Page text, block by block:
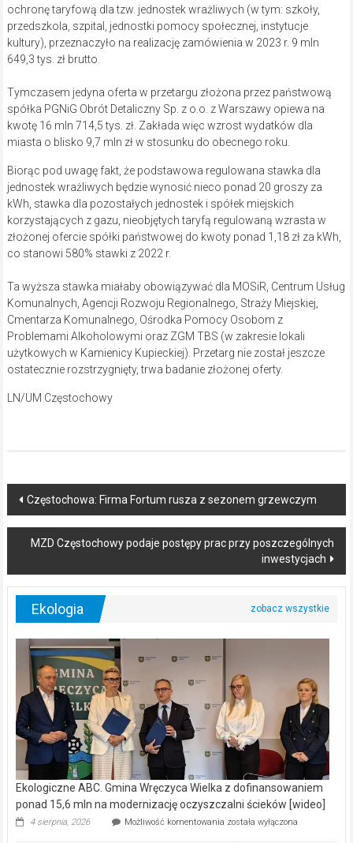
ochronę taryfową dla tzw. jednostek wrażliwych (w tym: szkoły,
przedszkola, szpital, jednostki pomocy społecznej, instytucje
kultury), przeznaczyło na realizację zamówienia w 2023 r. 9 mln
649,3 tys. zł brutto.
Tymczasem jedyna oferta w przetargu złożona przez państwową
spółka PGNiG Obrót Detaliczny Sp. z o.o. z Warszawy opiewa na
kwotę 16 mln 714,5 tys. zł. Zakłada więc wzrost wydatków dla
miasta o blisko 9,7 mln zł w stosunku do obecnego roku.
Biorąc pod uwagę fakt, że podstawowa regulowana stawka dla
jednostek wrażliwych będzie wynosić nieco ponad 20 groszy za
kWh, stawka dla pozostałych jednostek i spółek miejskich
korzystających z gazu, nieobjętych taryfą regulowaną wzrasta w
złożonej ofercie spółki państwowej do kwoty ponad 1,18 zł za kWh,
co stanowi 580% stawki z 2022 r.
Ta wyższa stawka miałaby obowiązywać dla MOSiR, Centrum Usług
Komunalnych, Agencji Rozwoju Regionalnego, Straży Miejskiej,
Cmentarza Komunalnego, Ośrodka Pomocy Osobom z
Problemami Alkoholowymi oraz ZGM TBS (w zakresie lokali
użytkowych w Kamienicy Kupieckiej). Przetarg nie został jeszcze
ostatecznie rozstrzygnięty, trwa badanie złożonej oferty.
LN/UM Częstochowy
Post
navigation
Częstochowa: Firma Fortum rusza z sezonem grzewczym
MZD Częstochowy podaje postępy prac przy poszczególnych
inwestycjach
Ekologia
Ekologiczne ABC. Gmina Wręczyca Wielka z dofinansowaniem
ponad 15,6 mln na modernizację oczyszczalni ścieków [wideo]
4 sierpnia, 2026 Możliwość komentowania Ekologiczne
została wyłączona